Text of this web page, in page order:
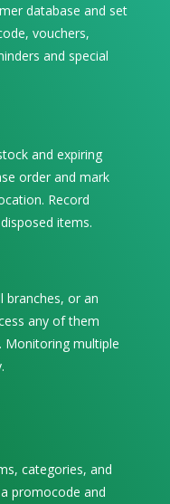
database and set
vouchers,
and special
and expiring
order and mark
Record
items.
branches, or an
any of them
Monitoring multiple
categories, and
promocode and